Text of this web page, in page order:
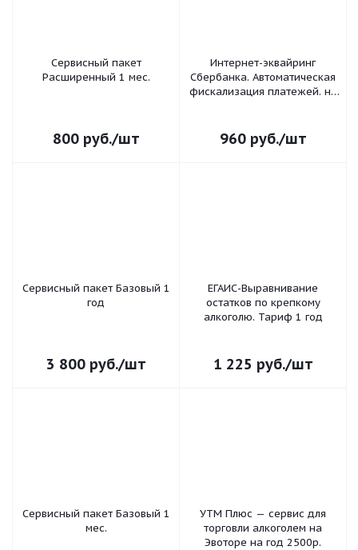
Сервисный пакет
Расширенный 1 мес.
800руб./шт
Интернет-эквайринг
Сбербанка. Автоматическая
фискализация платежей. на
960руб./шт
Сервисный пакет Базовый 1
год
3 800руб./шт
ЕГАИС-Выравнивание
остатков по крепкому
алкоголю. Тариф 1 год
1 225 руб./шт
Сервисный пакет Базовый 1
мес.
УТМ Плюс — сервис для
торговли алкоголем на
Эвоторе на год 2500р.